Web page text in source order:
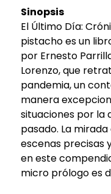
Sinopsis
El Último Día:
pistacho es un
por Ernesto
Lorenzo, que
pandemia, un
manera
situaciones por la
pasado. La
escenas precisas
en este
micro prólogo es